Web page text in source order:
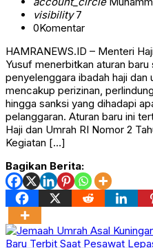
visibility7
0Komentar
HAMRANEWS.ID – Menteri
Yusuf menerbitkan aturan
penyelenggara ibadah haji dan
mencakup perizinan,
hingga sanksi yang dihadapi
pelanggaran. Aturan baru ini
Haji dan Umrah RI Nomor 2
Kegiatan […]
Bagikan Berita: